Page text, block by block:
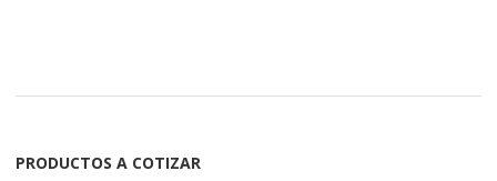
PRODUCTOS A COTIZAR